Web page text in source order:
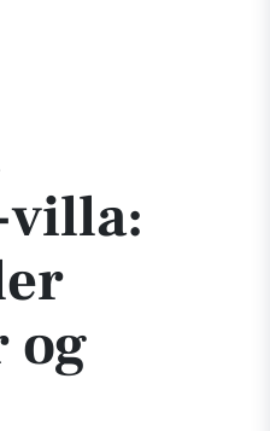
nøgler, ur og alkohol
og